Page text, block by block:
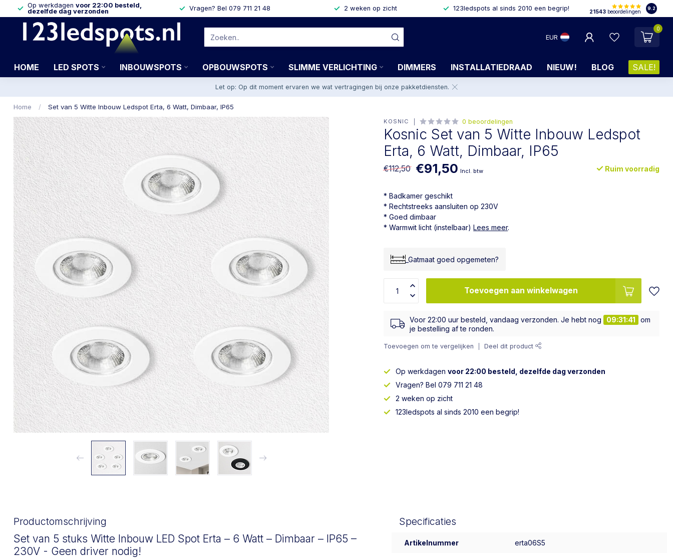
Op werkdagen voor 22:00 besteld,
dezelfde dag verzonden
Vragen? Bel 079 711 21 48 2 weken op zicht 123ledspots al sinds 2010 een begrip! 21543 beoordelingen
9.2
EUR
0
HOME LED SPOTS INBOUWSPOTS OPBOUWSPOTS SLIMME VERLICHTING DIMMERS INSTALLATIEDRAAD NIEUW! BLOG SALE!
Let op: Op dit moment ervaren we wat vertragingen bij onze pakketdiensten.
Home / Set van 5 Witte Inbouw Ledspot Erta, 6 Watt, Dimbaar, IP65
KOSNIC 0 beoordelingen
Kosnic Set van 5 Witte Inbouw Ledspot
Erta, 6 Watt, Dimbaar, IP65
€112,50 €91,50 Incl. btw Ruim voorradig
* Badkamer geschikt
* Rechtstreeks aansluiten op 230V
* Goed dimbaar
* Warmwit licht (instelbaar)Lees meer.
_Gatmaat goed opgemeten?
Toevoegen aan winkelwagen
Voor 22:00 uur besteld, vandaag verzonden. Je hebt nog
09:31:40
om je bestelling af te ronden.
Toevoegen om te vergelijken Deel dit product
Op werkdagenvoor 22:00 besteld, dezelfde dag verzonden
Vragen? Bel 079 711 21 48
2 weken op zicht
123ledspots al sinds 2010 een begrip!
Productomschrijving
Set van 5 stuks Witte Inbouw LED Spot Erta – 6 Watt – Dimbaar – IP65 –
230V - Geen driver nodig!
Specificaties
Artikelnummer erta06S5